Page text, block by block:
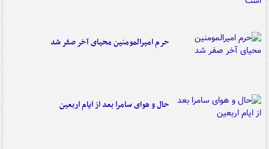
حرم امیرالمومنین محیای آخر صفر شد
حال و هوای سامرا بعد از ایام اربعین